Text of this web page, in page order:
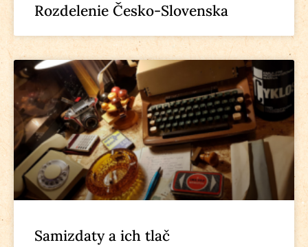
Rozdelenie Česko-Slovenska
Samizdaty a ich tlač